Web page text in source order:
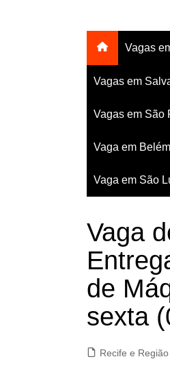
Vagas
Vagas em
Vagas em São
Vaga em
Vaga em São
Vaga
de
sexta
Recife e